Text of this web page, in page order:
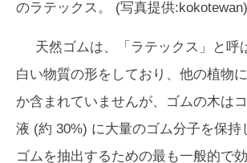
のラテックス。 (写真提供:kokotewan)
天然ゴムは、「ラテックス」と呼
白い物質の形をしており、他の植物
か含まれていませんが、ゴムの木は
液 (約 30%) に大量のゴム分子を保持
ゴムを抽出するための最も一般的で